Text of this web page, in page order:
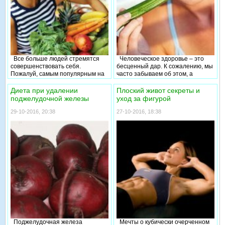
Все больше людей стремятся
совершенствовать себя.
Пожалуй, самым популярным на
сегодняшний день остается
похудение. В современной
литературе и на интернет сайтах
предлагается множество
способов и методов, которые
Человеческое здоровье – это
бесценный дар. К сожалению, мы
часто забываем об этом, а
вспоминаем тогда, когда
сталкиваемся с его серьезными
нарушениями. Согласитесь, что
гораздо проще заботиться о
своем здоровье своевременно,
Диета при удалении
поджелудочной железы
29-10-2016, 20:38
Поджелудочная железа
Плоский живот секреты и
уход за фигурой
27-10-2016, 18:38
Мечты о кубически очерченном